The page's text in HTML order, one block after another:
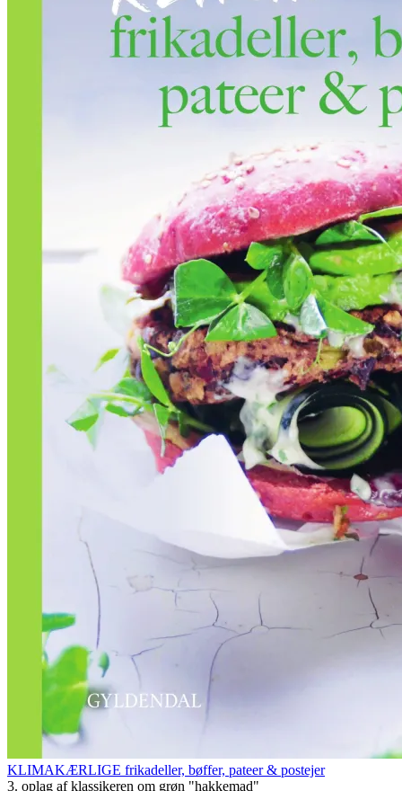
KLIMAKÆRLIGE frikadeller, bøffer, pateer & postejer
3. oplag af klassikeren om grøn "hakkemad"